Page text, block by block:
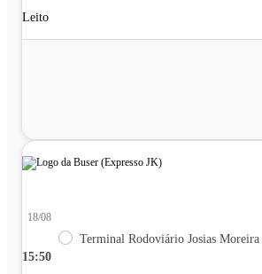
Leito
15:50
18/08
Terminal Rodoviário Josias Moreira